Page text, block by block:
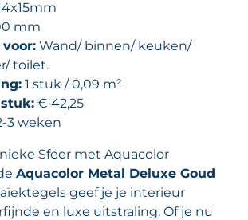
mm
Wand/ binnen/ keuken/
toilet.
1 stuk / 0,09 m²
€ 42,25
3 weken
Sfeer met Aquacolor
Aquacolor Metal Deluxe Goud
geef je je interieur
en luxe uitstraling. Of je nu